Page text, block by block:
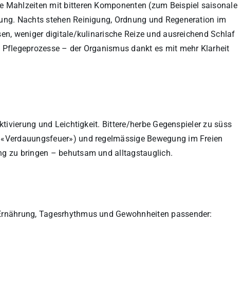
Mahlzeiten mit bitteren Komponenten (zum Beispiel saisonale
Nachts stehen Reinigung, Ordnung und Regeneration im
weniger digitale/kulinarische Reize und ausreichend Schlaf
– der Organismus dankt es mit mehr Klarheit
und Leichtigkeit. Bittere/herbe Gegenspieler zu süss
und regelmässige Bewegung im Freien
zu bringen – behutsam und alltagstauglich.
Tagesrhythmus und Gewohnheiten passender: